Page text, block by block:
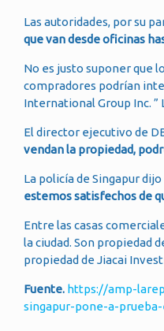
Las autoridades, por su
que van desde oficinas
No es justo suponer que
compradores podrían
International Group Inc. ”
El director ejecutivo de
vendan la propiedad,
La policía de Singapur
estemos satisfechos de
Entre las casas
la ciudad. Son propiedad
propiedad de Jiacai
Fuente. https://amp-
singapur-pone-a-